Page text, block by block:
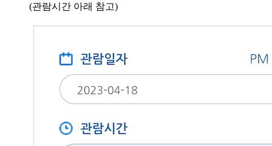
(관람시간 아래 참고)